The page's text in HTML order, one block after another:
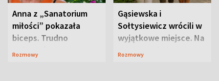
Anna z „Sanatorium
miłości” pokazała
biceps. Trudno
uwierzyć, co przeszła
Rozmowy
Gąsiewska i
Sołtysiewicz wrócili w
wyjątkowe miejsce. Na
szlaku czekał
Rozmowy